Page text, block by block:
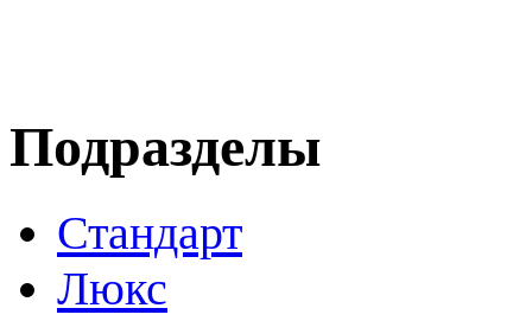
Подразделы
Стандарт
Люкс